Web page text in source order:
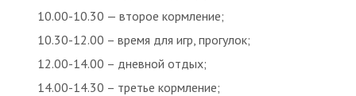
10.00-10.30 — второе кормление;
10.30-12.00 – время для игр, прогулок;
12.00-14.00 – дневной отдых;
14.00-14.30 – третье кормление;